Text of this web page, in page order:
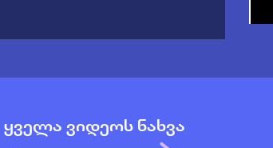
ყველა ვიდეოს ნახვა